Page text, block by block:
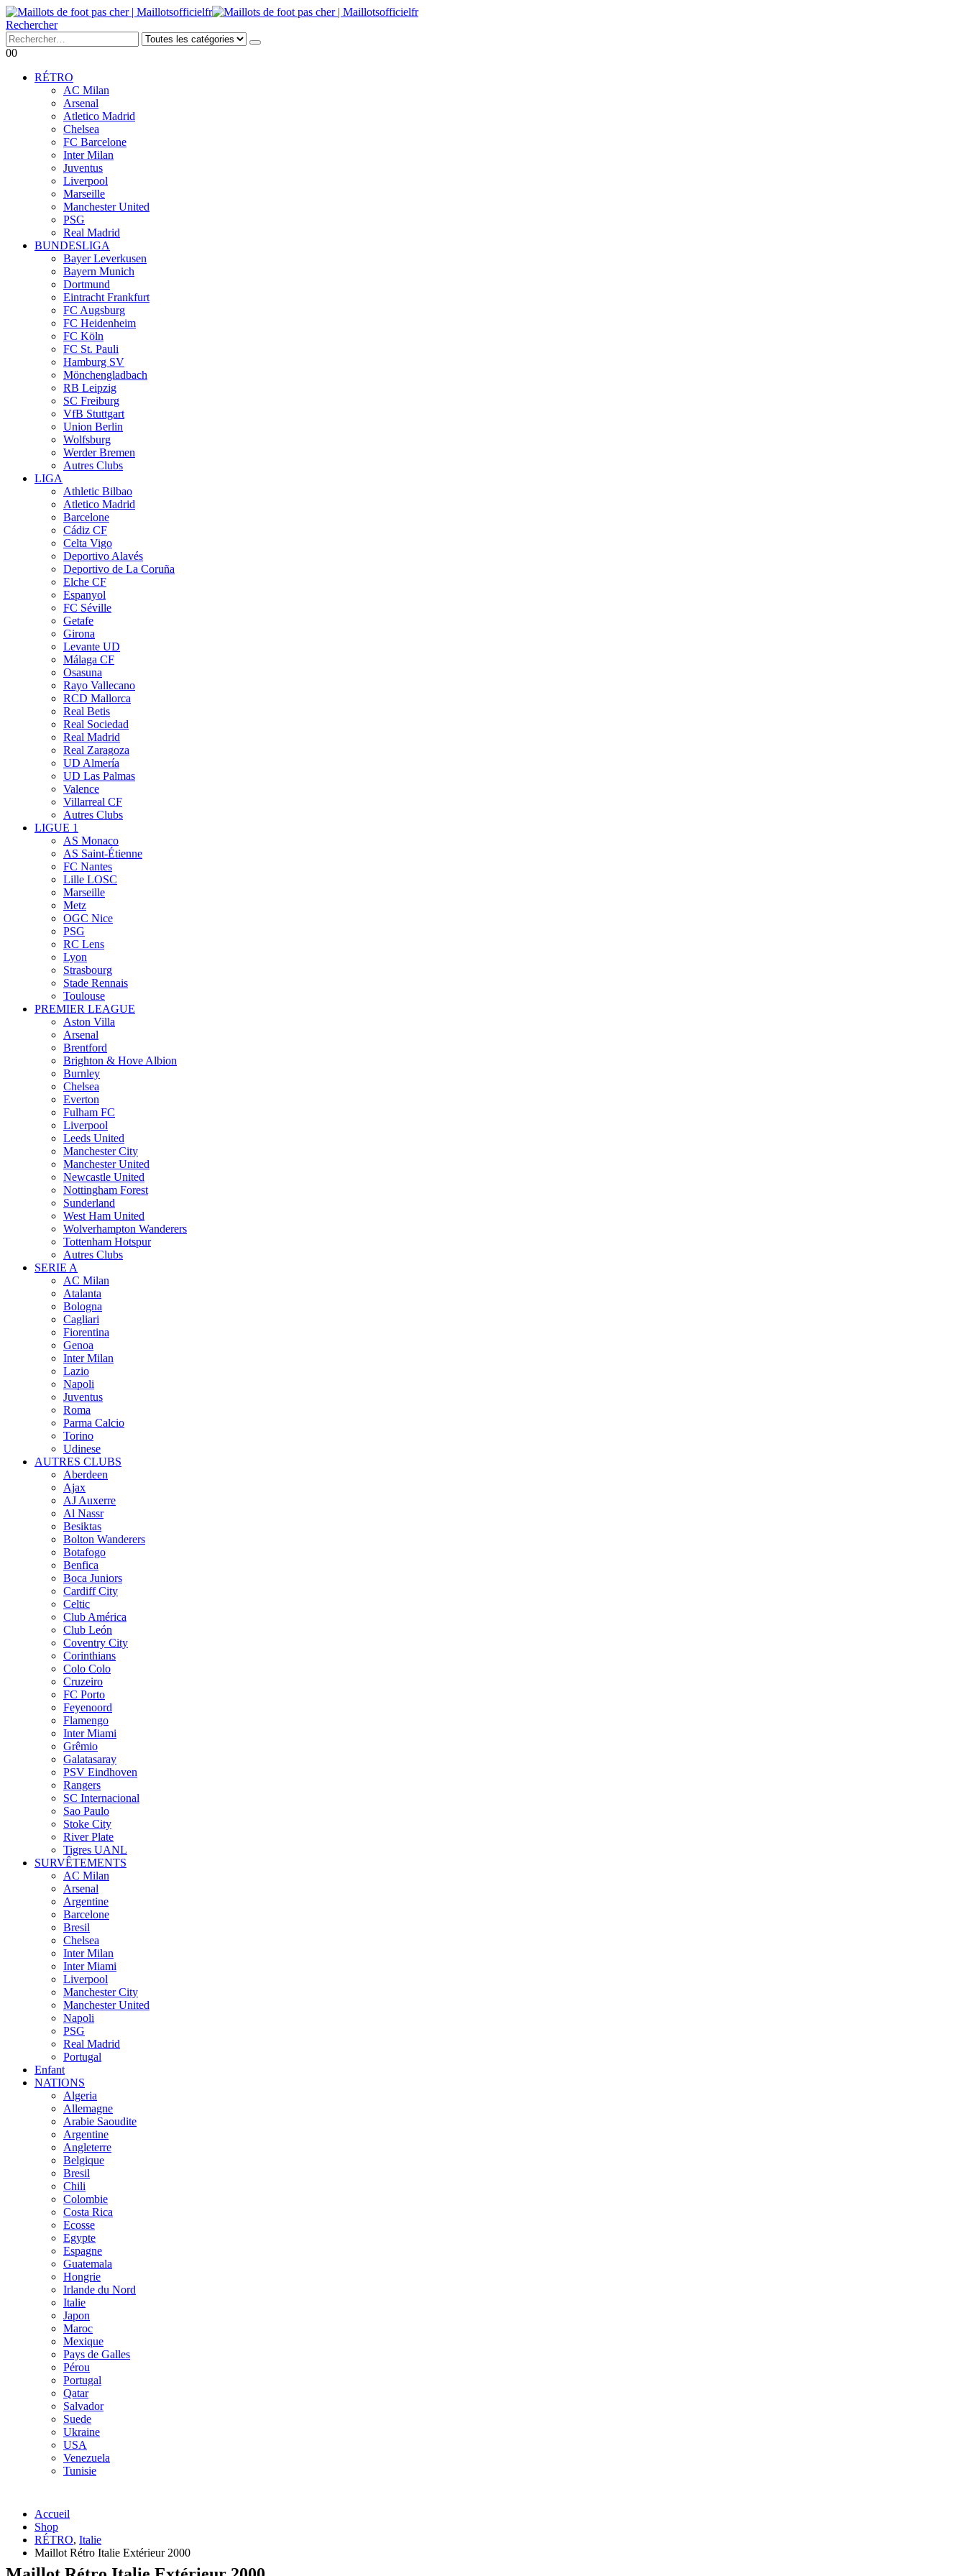
Rechercher
00
RÉTRO
AC Milan
Arsenal
Atletico Madrid
Chelsea
FC Barcelone
Inter Milan
Juventus
Liverpool
Marseille
Manchester United
PSG
Real Madrid
BUNDESLIGA
Bayer Leverkusen
Bayern Munich
Dortmund
Eintracht Frankfurt
FC Augsburg
FC Heidenheim
FC Köln
FC St. Pauli
Hamburg SV
Mönchengladbach
RB Leipzig
SC Freiburg
VfB Stuttgart
Union Berlin
Wolfsburg
Werder Bremen
Autres Clubs
LIGA
Athletic Bilbao
Atletico Madrid
Barcelone
Cádiz CF
Celta Vigo
Deportivo Alavés
Deportivo de La Coruña
Elche CF
Espanyol
FC Séville
Getafe
Girona
Levante UD
Málaga CF
Osasuna
Rayo Vallecano
RCD Mallorca
Real Betis
Real Sociedad
Real Madrid
Real Zaragoza
UD Almería
UD Las Palmas
Valence
Villarreal CF
Autres Clubs
LIGUE 1
AS Monaco
AS Saint-Étienne
FC Nantes
Lille LOSC
Marseille
Metz
OGC Nice
PSG
RC Lens
Lyon
Strasbourg
Stade Rennais
Toulouse
PREMIER LEAGUE
Aston Villa
Arsenal
Brentford
Brighton & Hove Albion
Burnley
Chelsea
Everton
Fulham FC
Liverpool
Leeds United
Manchester City
Manchester United
Newcastle United
Nottingham Forest
Sunderland
West Ham United
Wolverhampton Wanderers
Tottenham Hotspur
Autres Clubs
SERIE A
AC Milan
Atalanta
Bologna
Cagliari
Fiorentina
Genoa
Inter Milan
Lazio
Napoli
Juventus
Roma
Parma Calcio
Torino
Udinese
AUTRES CLUBS
Aberdeen
Ajax
AJ Auxerre
Al Nassr
Besiktas
Bolton Wanderers
Botafogo
Benfica
Boca Juniors
Cardiff City
Celtic
Club América
Club León
Coventry City
Corinthians
Colo Colo
Cruzeiro
FC Porto
Feyenoord
Flamengo
Inter Miami
Grêmio
Galatasaray
PSV Eindhoven
Rangers
SC Internacional
Sao Paulo
Stoke City
River Plate
Tigres UANL
SURVÊTEMENTS
AC Milan
Arsenal
Argentine
Barcelone
Bresil
Chelsea
Inter Milan
Inter Miami
Liverpool
Manchester City
Manchester United
Napoli
PSG
Real Madrid
Portugal
Enfant
NATIONS
Algeria
Allemagne
Arabie Saoudite
Argentine
Angleterre
Belgique
Bresil
Chili
Colombie
Costa Rica
Ecosse
Egypte
Espagne
Guatemala
Hongrie
Irlande du Nord
Italie
Japon
Maroc
Mexique
Pays de Galles
Pérou
Portugal
Qatar
Salvador
Suede
Ukraine
USA
Venezuela
Tunisie
Accueil
Shop
RÉTRO, Italie
Maillot Rétro Italie Extérieur 2000